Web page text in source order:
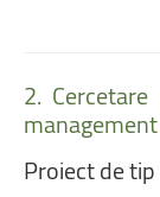
2. Cercetare
management
Proiectdetip